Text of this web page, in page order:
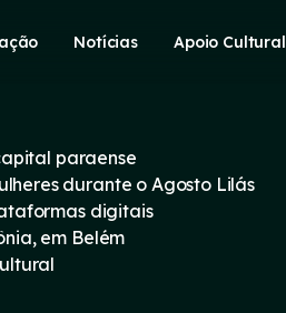
Notícias Apoio Cultural
paraense
durante o Agosto Lilás
digitais
em Belém